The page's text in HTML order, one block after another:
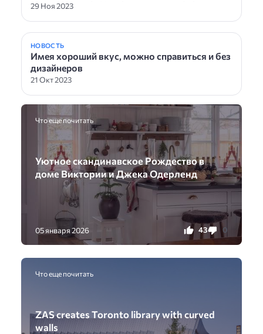
29 Ноя 2023
НОВОСТЬ
Имея хороший вкус, можно справиться и без
дизайнеров
21 Окт 2023
Что еще почитать
Уютное скандинавское Рождество в
доме Виктории и Джека Одерленд
05 января 2026 43 0
Что еще почитать
ZAS creates Toronto library with curved
walls